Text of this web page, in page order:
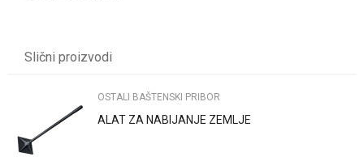
Težina specifikacija
GARTENMAX
Poruka
Slični proizvodi
OSTALI BAŠTENSKI PRIBOR
ALAT ZA NABIJANJE ZEMLJE